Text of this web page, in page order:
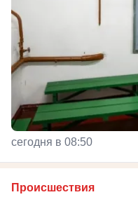
сегодня в 08:50
Происшествия